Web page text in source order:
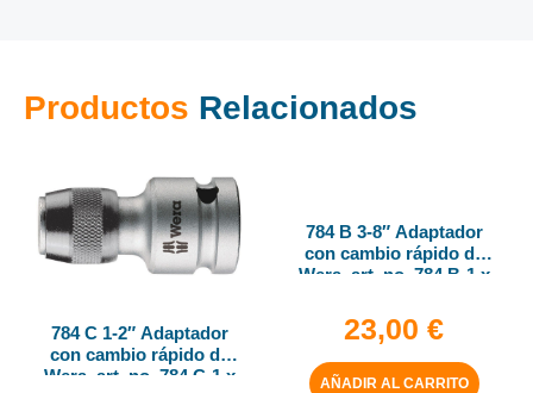
Productos Relacionados
784 C 1-2″ Adaptador
con cambio rápido de
Wera, art. no. 784 C-1 x
784 B 3-8″ Adaptador
con cambio rápido de
Wera, art. no. 784 B-1 x
23,00 €
AÑADIR AL CARRITO